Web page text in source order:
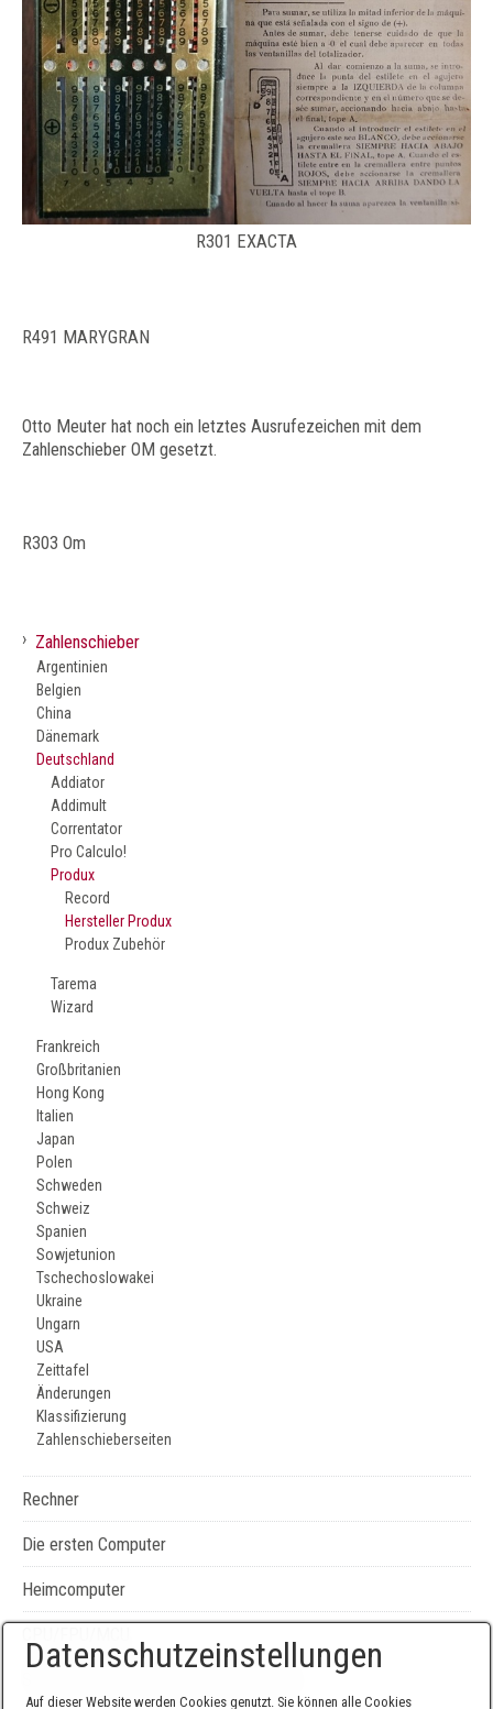
R301 EXACTA
R491 MARYGRAN
Otto Meuter hat noch ein letztes Ausrufezeichen mit dem
Zahlenschieber OM gesetzt.
R303 Om
› Zahlenschieber
Argentinien
Belgien
China
Dänemark
Deutschland
Addiator
Addimult
Correntator
Pro Calculo!
Produx
Record
Hersteller Produx
Produx Zubehör
Tarema
Wizard
Frankreich
Großbritanien
Hong Kong
Italien
Japan
Polen
Schweden
Schweiz
Spanien
Sowjetunion
Tschechoslowakei
Ukraine
Ungarn
USA
Zeittafel
Änderungen
Klassifizierung
Zahlenschieberseiten
Rechner
Die ersten Computer
Heimcomputer
Datenschutzeinstellungen
Auf dieser Website werden Cookies genutzt. Sie können alle Cookies